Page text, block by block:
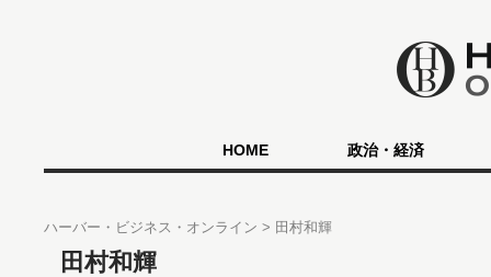
HOME 政治・経済
ハーバー・ビジネス・オンライン 田村和輝
田村和輝